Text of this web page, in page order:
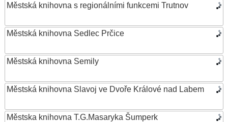
Městská knihovna s regionálními funkcemi Trutnov
Městská knihovna Sedlec Prčice
Městská knihovna Semily
Městská knihovna Slavoj ve Dvoře Králové nad Labem
Městska knihovna T.G.Masaryka Šumperk